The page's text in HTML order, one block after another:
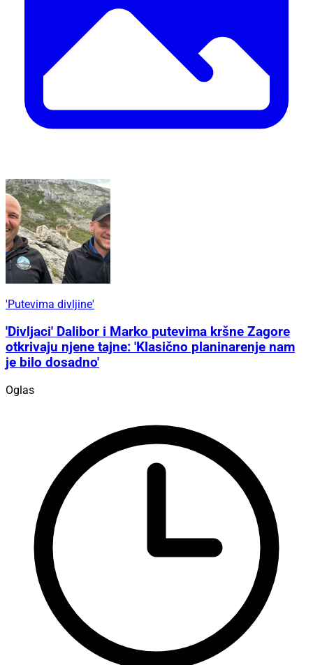
'Putevima divljine'
'Divljaci' Dalibor i Marko putevima kršne Zagore
otkrivaju njene tajne: 'Klasično planinarenje nam
je bilo dosadno'
Oglas